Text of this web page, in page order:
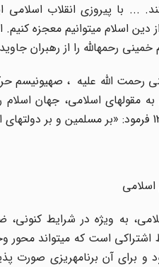
... با پیروزی انقلاب
از دین اسلام می‏توانیم معجزه
خمینی رحمه‏الله را از رهبران
رحمت الله علیه ‏ ، صهیونیسم
مقوله‏ای اسلامی، جهان
به ویژه در شرایط
اشتراکی است که می‏تواند محور
و برای آن برنامه‏ریزی صورت